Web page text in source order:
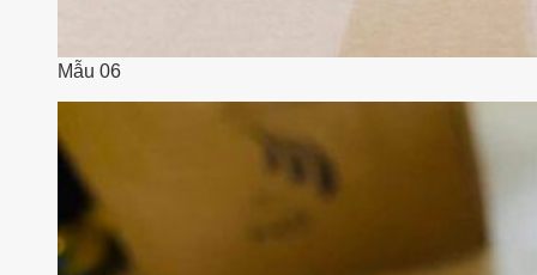
Mẫu 06